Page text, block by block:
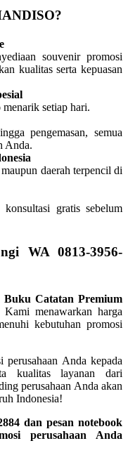
souvenir promosi
kualitas serta kepuasan
setiap hari.
pengemasan, semua
Anda.
daerah terpencil di
gratis sebelum
WA 0813-3956-
Buku Catatan Premium
menawarkan harga
kebutuhan promosi
perusahaan Anda kepada
kualitas layanan dari
perusahaan Anda akan
Indonesia!
dan pesan notebook
perusahaan Anda